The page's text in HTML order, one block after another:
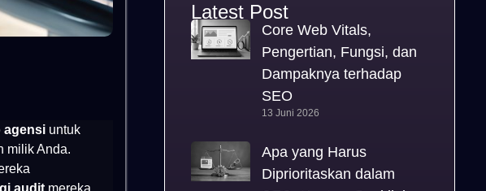
agensi untuk
milik Anda.
Latest Post
Core Web Vitals,
Pengertian, Fungsi, dan
Dampaknya terhadap
SEO
13 Juni 2026
Apa yang Harus
Diprioritaskan dalam